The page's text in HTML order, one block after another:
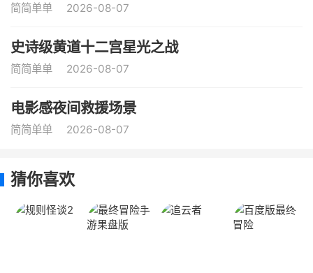
简简单单 2026-08-07
史诗级黄道十二宫星光之战
简简单单 2026-08-07
电影感夜间救援场景
简简单单 2026-08-07
猜你喜欢